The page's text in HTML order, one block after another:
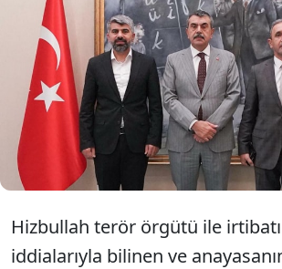
HÜDA PAR Gaziantep
Demir ve Mersin Milletvekili
Eğitim Bakanı Yusuf
ziyaret etti. Ziyarette
çeşitli talepler ve öneriler
Hizbullah terör örgütü ile
iddialarıyla bilinen ve